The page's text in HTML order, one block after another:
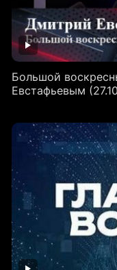
Большой
Евстафьевым